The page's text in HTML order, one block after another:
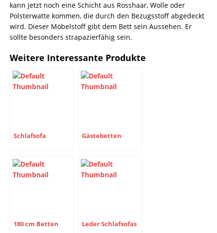
kann jetzt noch eine Schicht aus Rosshaar, Wolle oder
Polsterwatte kommen, die durch den Bezugsstoff abgedeckt
wird. Dieser Möbelstoff gibt dem Bett sein Aussehen. Er
sollte besonders strapazierfähig sein.
Weitere Interessante Produkte
Schlafsofa Gästebetten
180 cm Betten Leder Schlafsofas